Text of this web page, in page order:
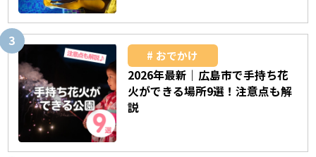
おでかけ
2026年最新｜広島市で手持ち花
火ができる場所9選！注意点も解
説